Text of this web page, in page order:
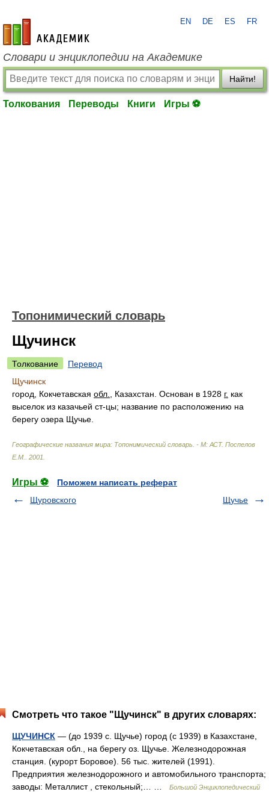
academic.ru
EN DE ES FR
Словари и энциклопедии на Академике
Найти!
Толкования Переводы Книги Игры ⚽
Топонимический словарь
Щучинск
Толкование
Перевод
Щучинск
город, Кокчетавская обл. , Казахстан. Основан в 1928 г. как
выселок из казачьей ст-цы; название по расположению на
берегу озера Щучье.
Географические названия мира: Топонимический словарь. - М: АСТ. Поспелов
Е.М.
2001
Игры ⚽
Поможем написать реферат
Щуровского
Щучье
Смотреть что такое "Щучинск" в других словарях:
ЩУЧИНСК — (до 1939 с. Щучье) город (с 1939) в Казахстане,
Кокчетавская обл., на берегу оз. Щучье. Железнодорожная
станция. (курорт Боровое). 56 тыс. жителей (1991).
Предприятия железнодорожного и автомобильного транспорта;
заводы: Металлист , стекольный;… …
Большой Энциклопедический